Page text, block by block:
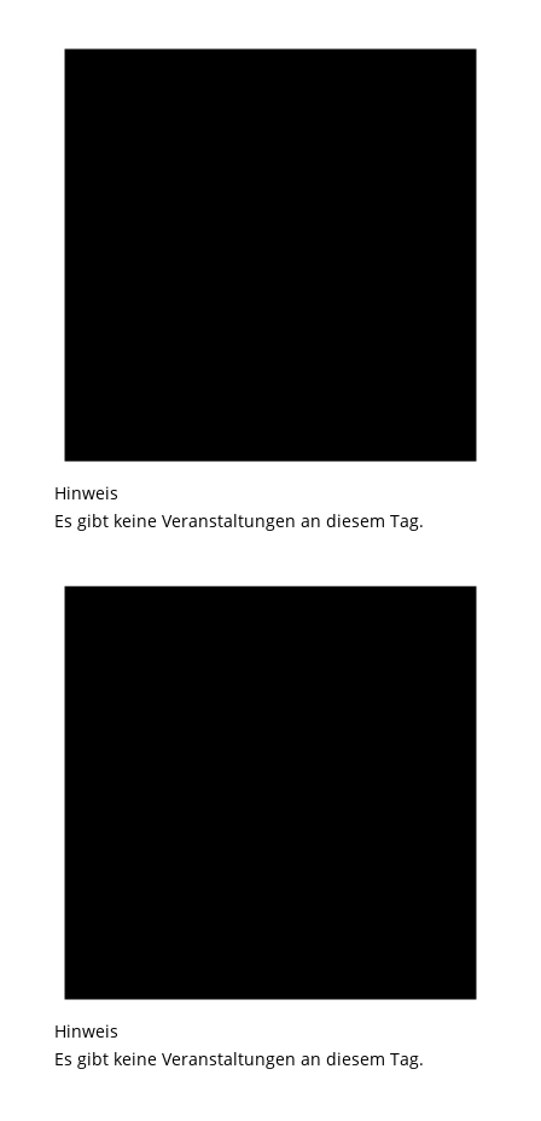
Hinweis
Es gibt keine Veranstaltungen an diesem Tag.
Hinweis
Es gibt keine Veranstaltungen an diesem Tag.